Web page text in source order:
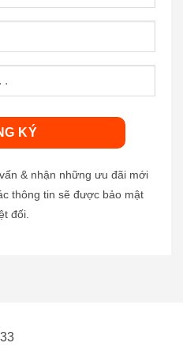
& nhận những ưu đãi mới
thông tin sẽ được bảo mật
đối.